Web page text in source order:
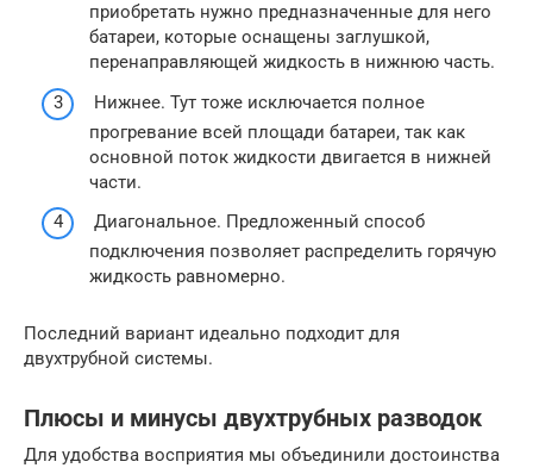
приобретать нужно предназначенные для него
батареи, которые оснащены заглушкой,
перенаправляющей жидкость в нижнюю часть.
Нижнее. Тут тоже исключается полное
прогревание всей площади батареи, так как
основной поток жидкости двигается в нижней
части.
Диагональное. Предложенный способ
подключения позволяет распределить горячую
жидкость равномерно.
Последний вариант идеально подходит для
двухтрубной системы.
Плюсы и минусы двухтрубных разводок
Для удобства восприятия мы объединили достоинства